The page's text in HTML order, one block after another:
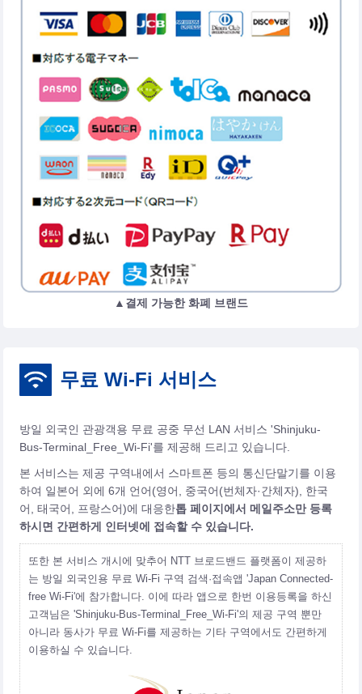
▲결제 가능한 화폐 브랜드
무료 Wi-Fi 서비스
방일 외국인 관광객용 무료 공중 무선 LAN 서비스 'Shinjuku-
Bus-Terminal_Free_Wi-Fi'를 제공해 드리고 있습니다.
본 서비스는 제공 구역내에서 스마트폰 등의 통신단말기를 이용
하여 일본어 외에 6개 언어(영어, 중국어(번체자·간체자), 한국
어, 태국어, 프랑스어)에 대응한톱 페이지에서 메일주소만 등록
하시면 간편하게 인터넷에 접속할 수 있습니다.
또한 본 서비스 개시에 맞추어 NTT 브로드밴드 플랫폼이 제공하
는 방일 외국인용 무료 Wi-Fi 구역 검색·접속앱 'Japan Connected-
free Wi-Fi'에 참가합니다. 이에 따라 앱으로 한번 이용등록을 하신
고객님은 'Shinjuku-Bus-Terminal_Free_Wi-Fi'의 제공 구역 뿐만
아니라 동사가 무료 Wi-Fi를 제공하는 기타 구역에서도 간편하게
이용하실 수 있습니다.